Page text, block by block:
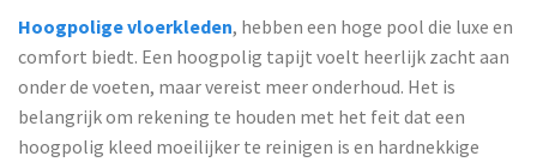
Hoogpolige vloerkleden, hebben een hoge pool die luxe en
comfort biedt. Een hoogpolig tapijt voelt heerlijk zacht aan
onder de voeten, maar vereist meer onderhoud. Het is
belangrijk om rekening te houden met het feit dat een
hoogpolig kleed moeilijker te reinigen is en hardnekkige